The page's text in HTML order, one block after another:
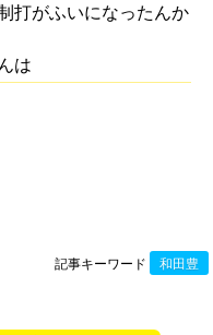
打がふいになったんか
は
記事キーワード 和田豊